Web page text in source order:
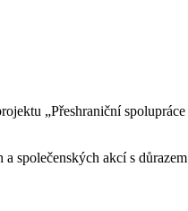
„Přeshraniční
společenských akcí s